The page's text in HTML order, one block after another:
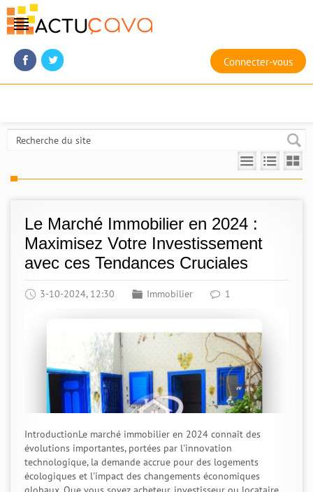
Connecter-vous
Le Marché Immobilier en 2024 :
Maximisez Votre Investissement
avec ces Tendances Cruciales
3-10-2024, 12:30 Immobilier 1
IntroductionLe marché immobilier en 2024 connaît des
évolutions importantes, portées par l'innovation
technologique, la demande accrue pour des logements
écologiques et l'impact des changements économiques